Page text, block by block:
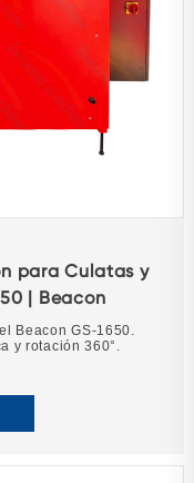
para Culatas y
| Beacon
Beacon GS-1650.
y rotación 360°.